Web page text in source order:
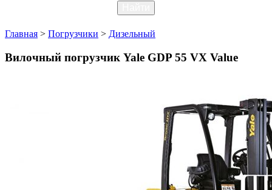
Главная > Погрузчики > Дизельный
Вилочный погрузчик Yale GDP 55 VX Value